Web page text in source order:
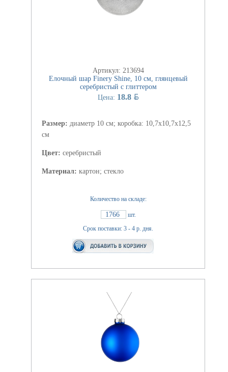
Артикул: 213694
Елочный шар Finery Shine, 10 см, глянцевый
серебристый с глиттером
Цена: 18.8 BYN
Размер: диаметр 10 см; коробка: 10,7х10,7х12,5
см
Цвет: серебристый
Материал: картон; стекло
Количество на складе:
1766
шт.
Срок поставки: 3 - 4 р. дня.